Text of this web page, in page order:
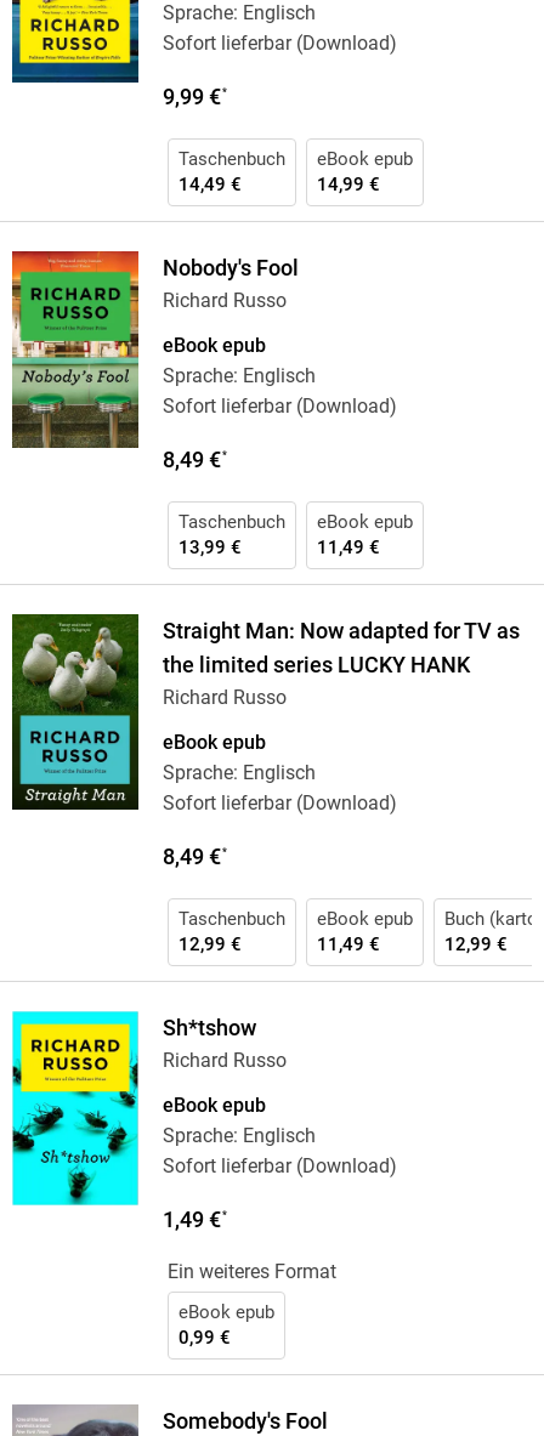
Sprache: Englisch
Sofort lieferbar (Download)
9,99 €*
Taschenbuch
14,49 €
eBook epub
14,99 €
Nobody's Fool
Richard Russo
eBook epub
Sprache: Englisch
Sofort lieferbar (Download)
8,49 €*
Taschenbuch
13,99 €
eBook epub
11,49 €
Straight Man: Now adapted for TV as
the limited series LUCKY HANK
Richard Russo
eBook epub
Sprache: Englisch
Sofort lieferbar (Download)
8,49 €*
Taschenbuch
12,99 €
eBook epub
11,49 €
Buch
12,99 €
Sh*tshow
Richard Russo
eBook epub
Sprache: Englisch
Sofort lieferbar (Download)
1,49 €*
Ein weiteres Format
eBook epub
0,99 €
Somebody's Fool